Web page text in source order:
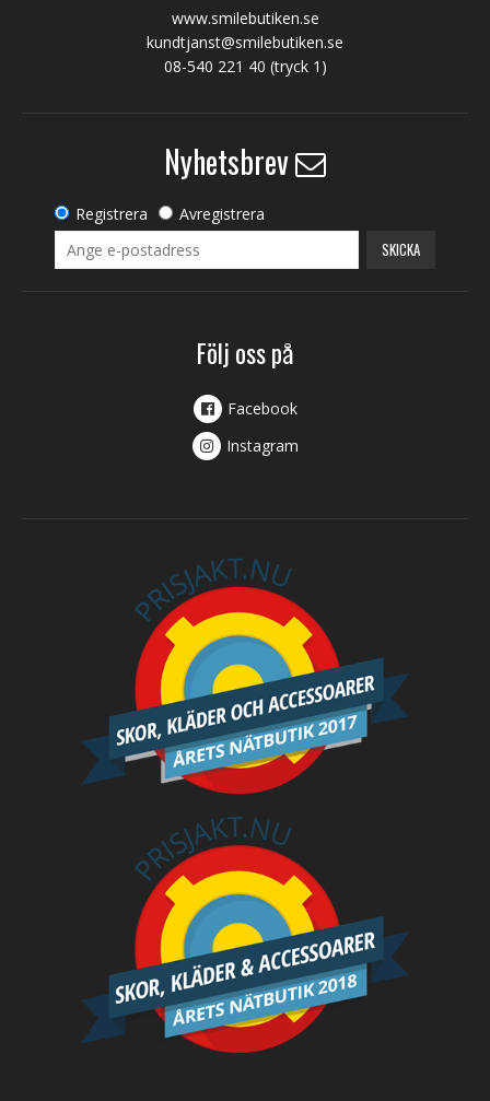
www.smilebutiken.se
kundtjanst@smilebutiken.se
08-540 221 40 (tryck 1)
Nyhetsbrev
Registrera Avregistrera
SKICKA
Följ oss på
Facebook
Instagram